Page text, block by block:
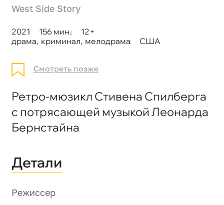
West Side Story
2021 156 мин.
12+
драма, криминал, мелодрама США
Смотреть позже
Ретро-мюзикл Стивена Спилберга
с потрясающей музыкой Леонарда
Бернстайна
Детали
Режиссер